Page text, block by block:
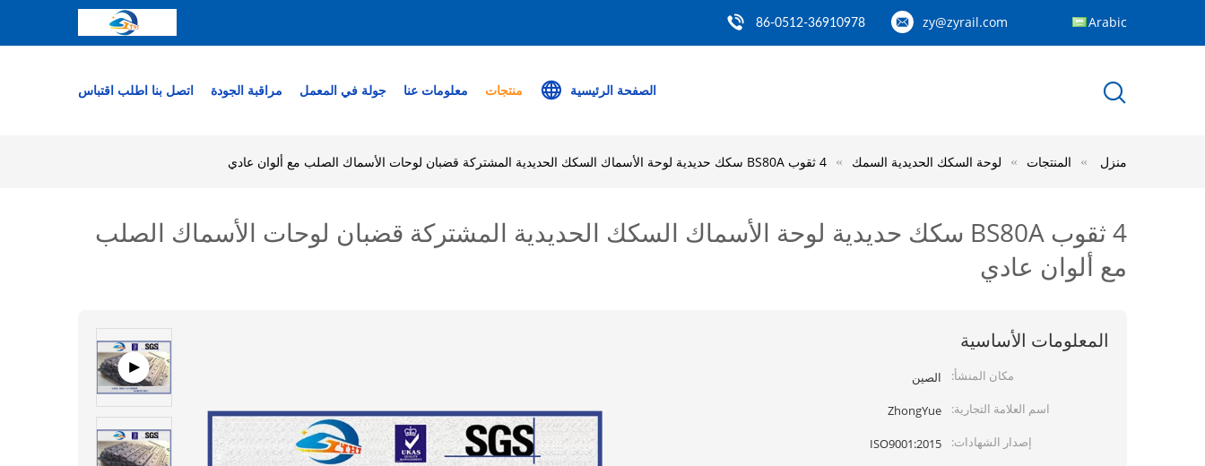
zy@zyrail.com
86-0512-36910978 Arabic
الصفحة الرئيسية منتجات معلومات عنا جولة في المعمل مراقبة الجودة اتصل بنا اطلب اقتباس
منزل المنتجات لوحة السكك الحديدية السمك 4 ثقوب BS80A سكك حديدية لوحة الأسماك السكك الحديدية المشتركة قضبان لوحات الأسماك الصلب مع ألوان عادي
4 ثقوب BS80A سكك حديدية لوحة الأسماك السكك الحديدية المشتركة قضبان لوحات الأسماك الصلب
مع ألوان عادي
المعلومات الأساسية
مكان المنشأ:
الصين
اسم العلامة التجارية:
ZhongYue
إصدار الشهادات:
ISO9001:2015